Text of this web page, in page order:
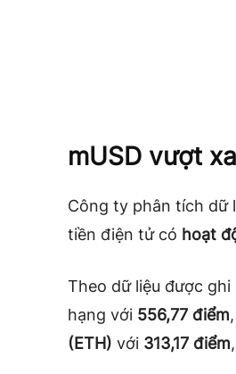
mUSD vượt
Công ty phân tích dữ
tiền điện tử có hoạt
Theo dữ liệu được ghi
hạng với 556,77 điểm
(ETH) với 313,17 điểm